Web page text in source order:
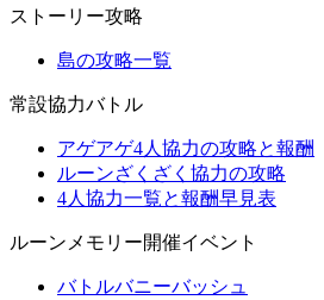
ストーリー攻略
島の攻略一覧
常設協力バトル
アゲアゲ4人協力の攻略と報酬
ルーンざくざく協力の攻略
4人協力一覧と報酬早見表
ルーンメモリー開催イベント
バトルバニーバッシュ